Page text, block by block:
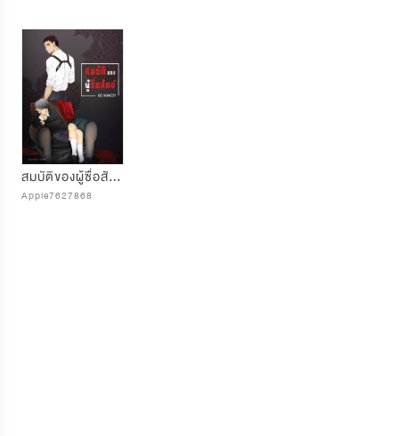
สมบัติของผู้ซื่อสัตย์ : BE HONEST
Apple7627868